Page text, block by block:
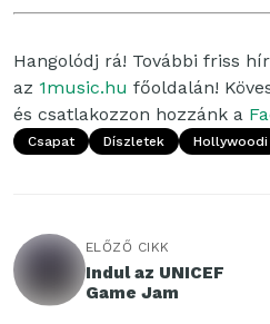
Hangolódj rá! További friss
az 1music.hu főoldalán!
és csatlakozzon hozzánk a
Csapat Díszletek Hollywoodi
ELŐZŐ CIKK
Indul az UNICEF
Game Jam